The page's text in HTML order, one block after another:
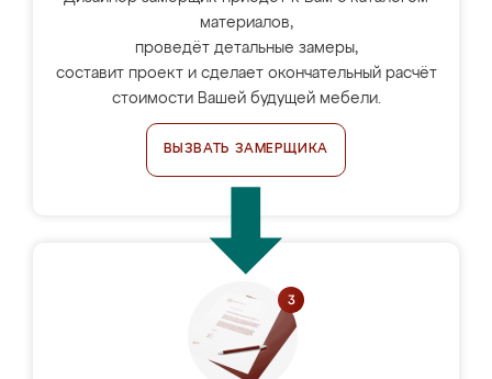
материалов,
проведёт детальные замеры,
составит проект и сделает окончательный расчёт
стоимости Вашей будущей мебели.
ВЫЗВАТЬ ЗАМЕРЩИКА